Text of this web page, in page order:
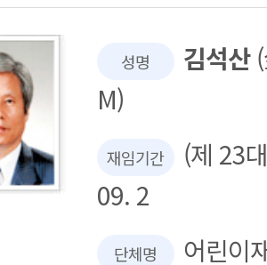
성명 김석산(
M)
재임기간
(제 23
09. 2
단체명 어린이